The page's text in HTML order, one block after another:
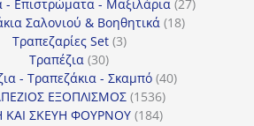
- Επιστρώματα - Μαξιλάρια 27
Σαλονιού & Βοηθητικά 1818
Τραπεζαρίες Set 33
Τραπέζια 3030
προϊόντα
- Τραπεζάκια - Σκαμπό 4040
ΕΞΟΠΛΙΣΜΟΣ 15361536
προϊόντα
ΚΑΙ ΣΚΕΥΗ ΦΟΥΡΝΟΥ 184184